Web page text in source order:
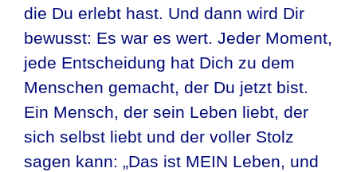
die Du erlebt hast. Und dann wird Dir
bewusst: Es war es wert. Jeder Moment,
jede Entscheidung hat Dich zu dem
Menschen gemacht, der Du jetzt bist.
Ein Mensch, der sein Leben liebt, der
sich selbst liebt und der voller Stolz
sagen kann: „Das ist MEIN Leben, und